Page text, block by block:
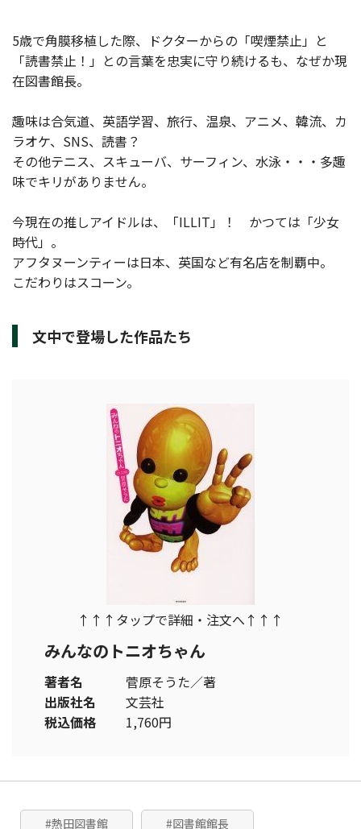
5歳で角膜移植した際、ドクターからの「喫煙禁止」と
「読書禁止！」との言葉を忠実に守り続けるも、なぜか現
在図書館長。
趣味は合気道、英語学習、旅行、温泉、アニメ、韓流、カ
ラオケ、SNS、読書？
その他テニス、スキューバ、サーフィン、水泳・・・多趣
味でキリがありません。
今現在の推しアイドルは、「ILLIT」！ かつては「少女
時代」。
アフタヌーンティーは日本、英国など有名店を制覇中。
こだわりはスコーン。
文中で登場した作品たち
↑↑↑タップで詳細・注文へ↑↑↑
みんなのトニオちゃん
著者名
菅原そうた／著
出版社名
文芸社
税込価格
1,760円
#熱田図書館 #図書館館長